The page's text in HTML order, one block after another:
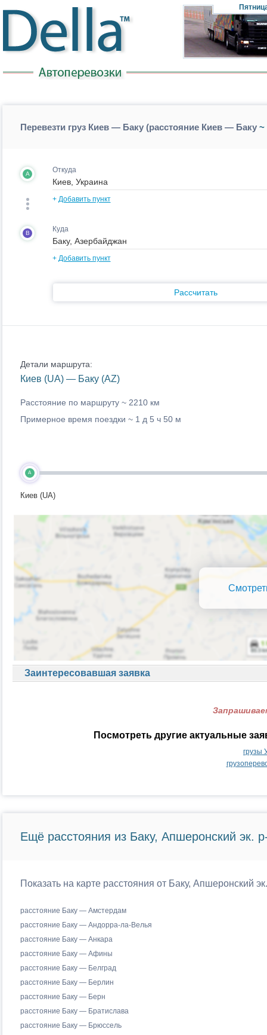
Перевезти груз Киев — Баку (расстояние Киев — Баку~
A Откуда
+ Добавить пункт
B Куда
+ Добавить пункт
Рассчитать
Детали маршрута:
Киев (UA) — Баку (AZ)
Расстояние по маршруту ~ 2210 км
Примерное время поездки ~ 1 д 5 ч 50 м
A
Киев (UA)
Заинтересовавшая заявка
Посмотреть другие актуальные
грузы
Ещё расстояния из Баку, Апшеронский эк.
Показать на карте расстояния от Баку, Апшеронский
расстояние Баку — Амстердам
расстояние Баку — Андорра-ла-Велья
расстояние Баку — Анкара
расстояние Баку — Афины
расстояние Баку — Белград
расстояние Баку — Берлин
расстояние Баку — Берн
расстояние Баку — Братислава
расстояние Баку — Брюссель